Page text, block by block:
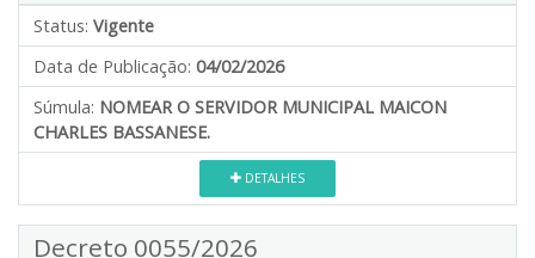
Status: Vigente
Data de Publicação: 04/02/2026
Súmula: NOMEAR O SERVIDOR MUNICIPAL MAICON
CHARLES BASSANESE.
DETALHES
Decreto 0055/2026